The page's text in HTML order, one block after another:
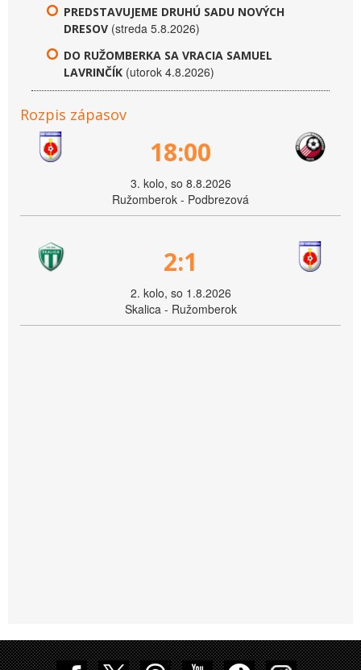
PREDSTAVUJEME DRUHÚ SADU NOVÝCH
DRESOV (streda 5.8.2026)
DO RUŽOMBERKA SA VRACIA SAMUEL
LAVRINČÍK (utorok 4.8.2026)
Rozpis zápasov
18:00
3. kolo, so 8.8.2026
Ružomberok - Podbrezová
2:1
2. kolo, so 1.8.2026
Skalica - Ružomberok